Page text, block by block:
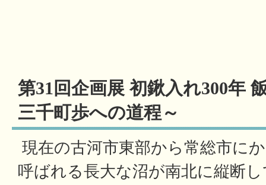
第31回企画展 初鍬入れ300年
三千町歩への道程～
現在の古河市東部から常総市に
呼ばれる長大な沼が南北に縦断